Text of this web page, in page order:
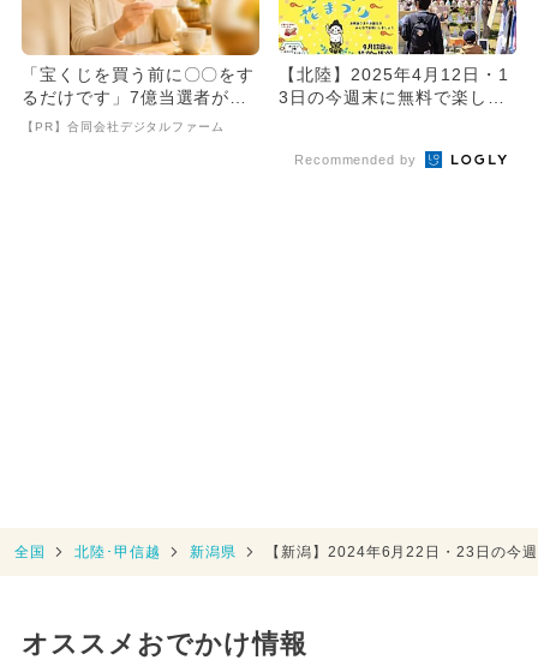
「宝くじを買う前に〇〇をす
るだけです」7億当選者が続
出
【PR】合同会社デジタルファーム
【北陸】2025年4月12日・1
3日の今週末に無料で楽しめ
Recommended by
全国 北陸･甲信越 新潟県 【新潟】2024年6月22日・23日の今
オススメおでかけ情報